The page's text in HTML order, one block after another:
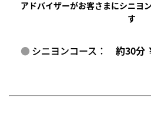
アドバイザーがお客さまにシニヨ
す
シニヨンコース：約30分